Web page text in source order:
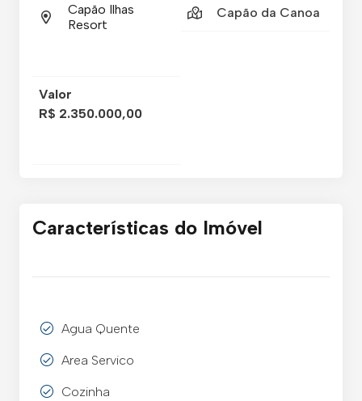
Capão Ilhas
Resort
Capão da Canoa
Valor
R$ 2.350.000,00
Características do Imóvel
Agua Quente
Area Servico
Cozinha